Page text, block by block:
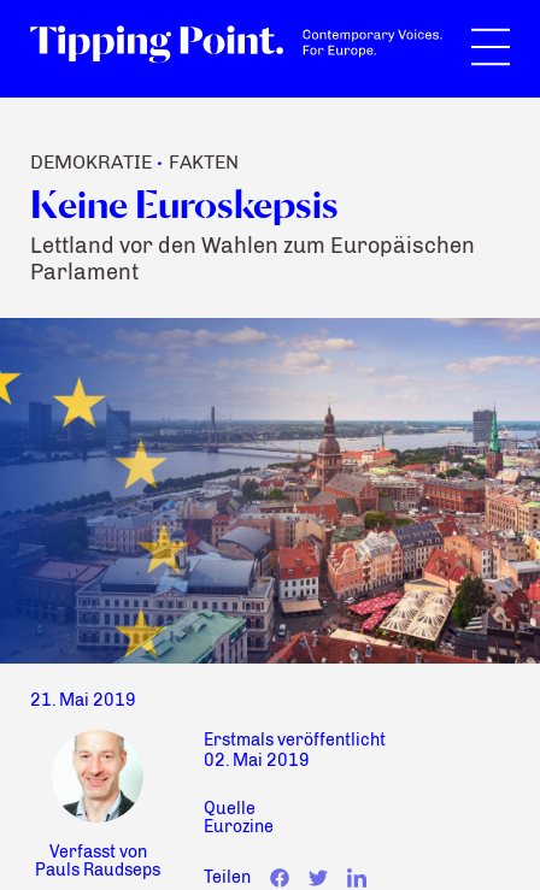
DEMOKRATIE • FAKTEN
Keine Euroskepsis
Lettland vor den Wahlen zum Europäischen
Parlament
21. Mai 2019
Verfasst von
Pauls Raudseps
Erstmals veröffentlicht
02. Mai 2019
Quelle
Eurozine
Teilen